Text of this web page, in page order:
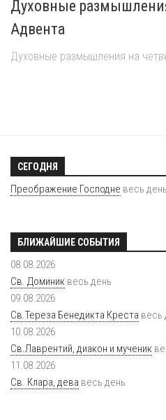
Духовные
Адвента
Духовные размышления на
СЕГОДНЯ
Преображение Господне весь день
БЛИЖАЙШИЕ СОБЫТИЯ
08.08.2026
Св. Доминик весь день
09.08.2026
Св.Тереза Бенедикта Креста весь
10.08.2026
Св.Лаврентий, диакон и мученик
11.08.2026
Св. Клара, дева весь день